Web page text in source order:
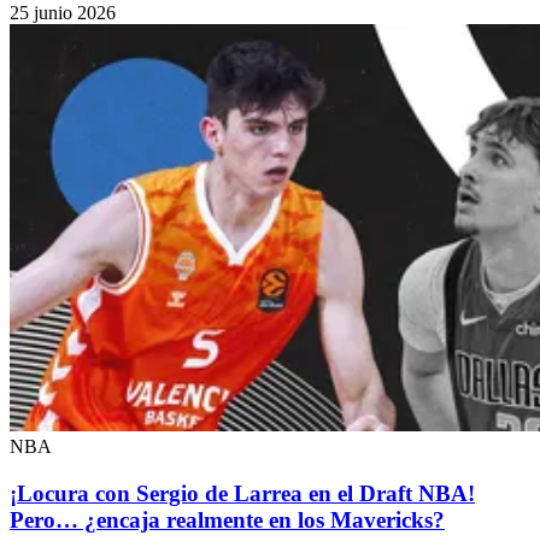
25 junio 2026
NBA
¡Locura con Sergio de Larrea en el Draft NBA!
Pero… ¿encaja realmente en los Mavericks?